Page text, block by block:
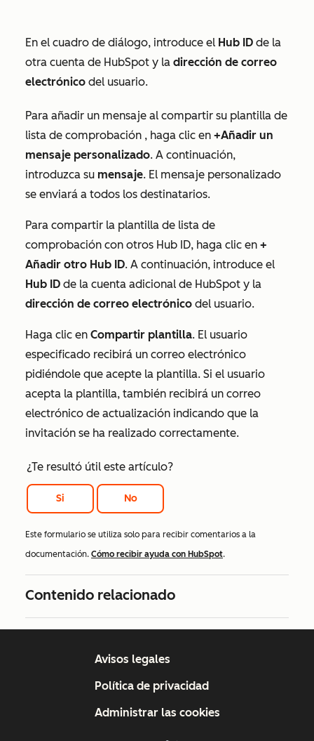
En el cuadro de diálogo, introduce el Hub ID de la
otra cuenta de HubSpot y la dirección de correo
electrónico del usuario.
Para añadir un mensaje al compartir su plantilla de
lista de comprobación , haga clic en +Añadir un
mensaje personalizado. A continuación,
introduzca su mensaje. El mensaje personalizado
se enviará a todos los destinatarios.
Para compartir la plantilla de lista de
comprobación con otros Hub ID, haga clic en +
Añadir otro Hub ID. A continuación, introduce el
Hub ID de la cuenta adicional de HubSpot y la
dirección de correo electrónico del usuario.
Haga clic en Compartir plantilla. El usuario
especificado recibirá un correo electrónico
pidiéndole que acepte la plantilla. Si el usuario
acepta la plantilla, también recibirá un correo
electrónico de actualización indicando que la
invitación se ha realizado correctamente.
¿Te resultó útil este artículo?
Si No
Este formulario se utiliza solo para recibir comentarios a la
documentación. Cómo recibir ayuda con HubSpot.
Contenido relacionado
Avisos legales
Política de privacidad
Administrar las cookies